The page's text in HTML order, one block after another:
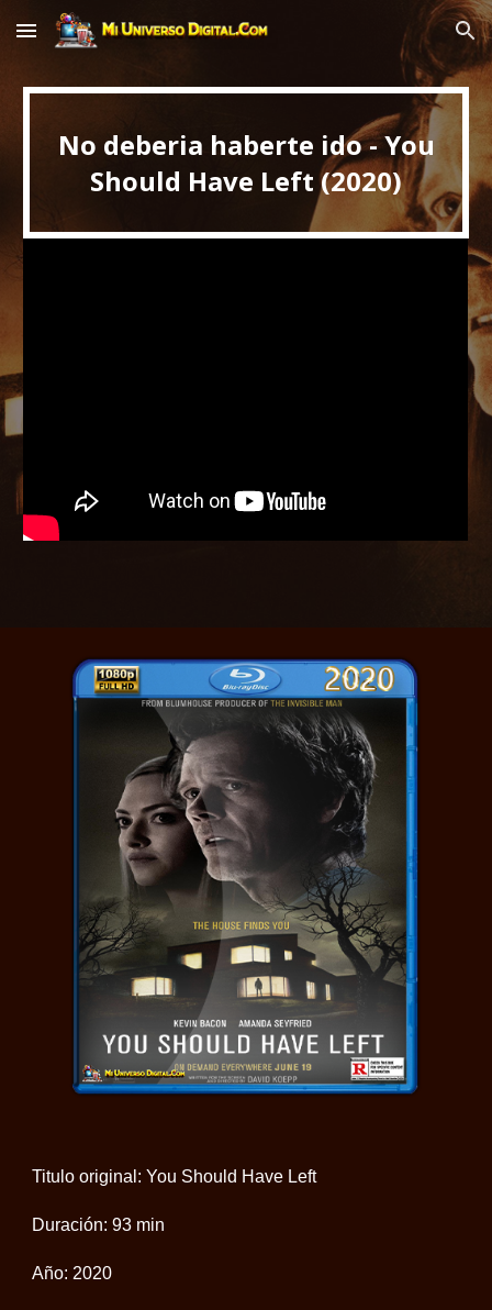
Skip to main content Skip to navigation
No deberia haberte ido - You
Should Have Left (2020)
Titulo original: You Should Have Left
Duración: 93 min
Año: 2020